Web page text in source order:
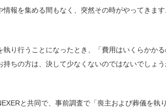
報を集める間もなく、突然その時がやってきます
執り行うことになったとき、「費用はいくらかか
ちの方は、決して少なくないのではないでしょう
と共同で、事前調査で「喪主および葬儀を執